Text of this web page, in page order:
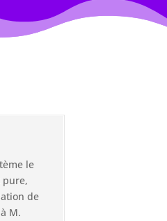
le
pure,
de
M.